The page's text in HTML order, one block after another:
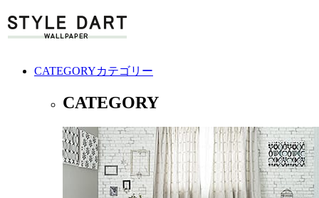
CATEGORYカテゴリー
CATEGORY